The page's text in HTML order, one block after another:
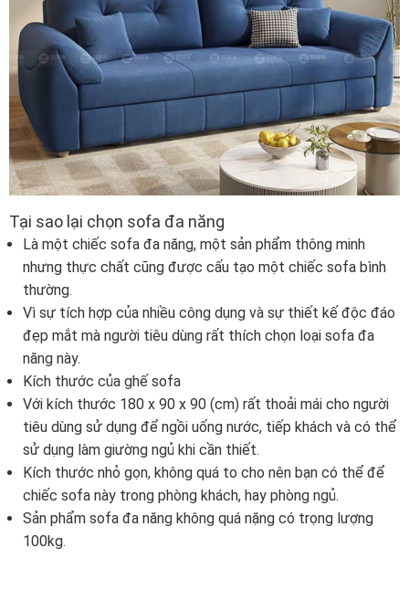
Tại sao lại chọn sofa đa năng
Là một chiếc sofa đa năng, một sản phẩm thông minh
nhưng thực chất cũng được cấu tạo một chiếc sofa bình
thường.
Vì sự tích hợp của nhiều công dụng và sự thiết kế độc đáo
đẹp mắt mà người tiêu dùng rất thích chọn loại sofa đa
năng này.
Kích thước của ghế sofa
Với kích thước 180 x 90 x 90 (cm) rất thoải mái cho người
tiêu dùng sử dụng để ngồi uống nước, tiếp khách và có thể
sử dụng làm giường ngủ khi cần thiết.
Kích thước nhỏ gọn, không quá to cho nên bạn có thể để
chiếc sofa này trong phòng khách, hay phòng ngủ.
Sản phẩm sofa đa năng không quá nặng có trọng lượng
100kg.